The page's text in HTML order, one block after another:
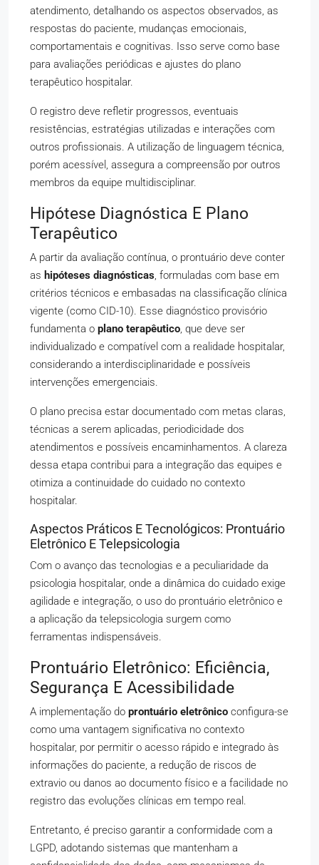
atendimento, detalhando os aspectos observados, as
respostas do paciente, mudanças emocionais,
comportamentais e cognitivas. Isso serve como base
para avaliações periódicas e ajustes do plano
terapêutico hospitalar.
O registro deve refletir progressos, eventuais
resistências, estratégias utilizadas e interações com
outros profissionais. A utilização de linguagem técnica,
porém acessível, assegura a compreensão por outros
membros da equipe multidisciplinar.
Hipótese Diagnóstica E Plano
Terapêutico
A partir da avaliação contínua, o prontuário deve conter
as hipóteses diagnósticas, formuladas com base em
critérios técnicos e embasadas na classificação clínica
vigente (como CID-10). Esse diagnóstico provisório
fundamenta o plano terapêutico, que deve ser
individualizado e compatível com a realidade hospitalar,
considerando a interdisciplinaridade e possíveis
intervenções emergenciais.
O plano precisa estar documentado com metas claras,
técnicas a serem aplicadas, periodicidade dos
atendimentos e possíveis encaminhamentos. A clareza
dessa etapa contribui para a integração das equipes e
otimiza a continuidade do cuidado no contexto
hospitalar.
Aspectos Práticos E Tecnológicos: Prontuário
Eletrônico E Telepsicologia
Com o avanço das tecnologias e a peculiaridade da
psicologia hospitalar, onde a dinâmica do cuidado exige
agilidade e integração, o uso do prontuário eletrônico e
a aplicação da telepsicologia surgem como
ferramentas indispensáveis.
Prontuário Eletrônico: Eficiência,
Segurança E Acessibilidade
A implementação do prontuário eletrônico configura-se
como uma vantagem significativa no contexto
hospitalar, por permitir o acesso rápido e integrado às
informações do paciente, a redução de riscos de
extravio ou danos ao documento físico e a facilidade no
registro das evoluções clínicas em tempo real.
Entretanto, é preciso garantir a conformidade com a
LGPD, adotando sistemas que mantenham a